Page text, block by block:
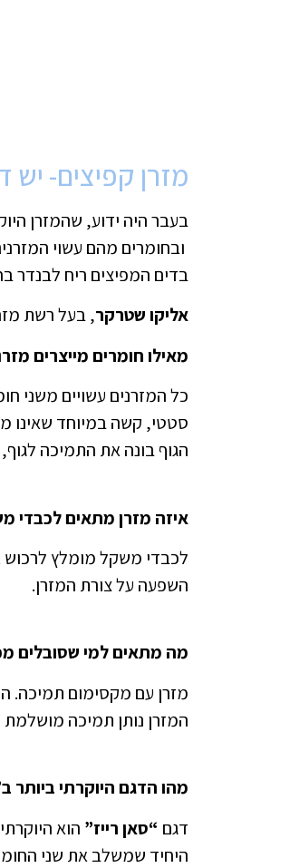
מזרן קפיצים- יש
בעבר היה ידוע, שהמזרן
ובחומרים מהם עשוי
בדים המפיצים ריח לבנדר
אליקו שטרקר, בעל רשת
מאילו חומרים מייצרים
כל המזרנים עשויים משני
סטטי, קשה במיוחד שאינו
הגוף בונה את התמיכה
איזה מזרן מתאים לכבדי
לכבדי משקל מומלץ לרכוש
השפעה על צורת המזרן.
מה מתאים למי שסובלים
מזרן עם מקסימום תמיכה.
המזרן נותן תמיכה מושלמת
מהו הדגם היוקרתי ביותר
דגם “סאן רייז” הוא
היחיד שמשלב את שני